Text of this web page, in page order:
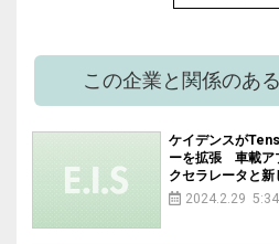
この企業と関係のあ
ケイデンスが
ーを拡張 車載ア
クセラレータと
2024.2.29